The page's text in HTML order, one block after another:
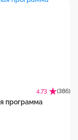
4.73 (386)
программа